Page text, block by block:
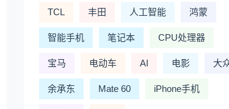
TCL 丰田 人工智能 鸿蒙
智能手机 笔记本 CPU处理器
宝马 电动车 AI 电影 大
余承东 Mate 60 iPhone手机